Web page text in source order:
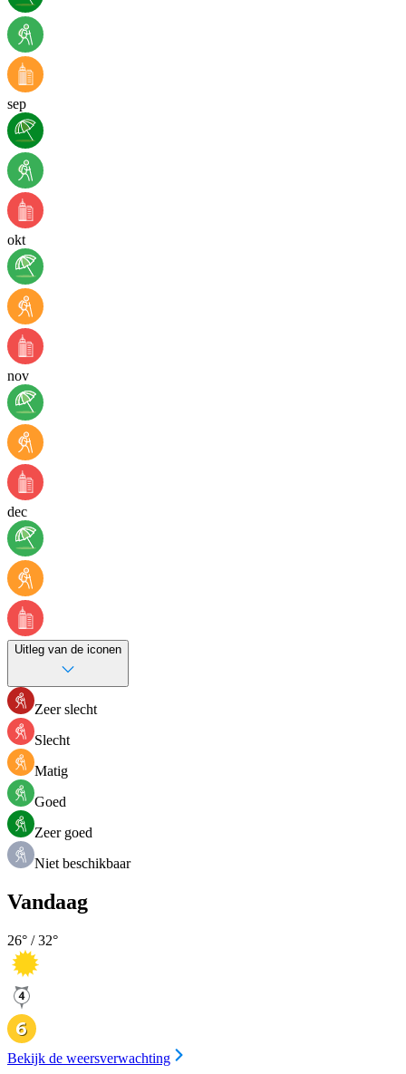
sep
okt
nov
dec
Uitleg van de iconen
Zeer slecht
Slecht
Matig
Goed
Zeer goed
Niet beschikbaar
Vandaag
26° /32°
Bekijk de weersverwachting